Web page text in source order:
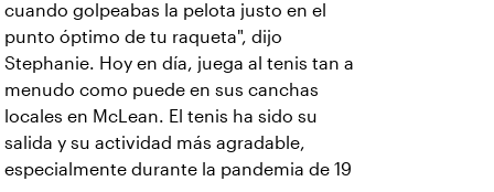
cuando golpeabas la pelota justo en el
punto óptimo de tu raqueta", dijo
Stephanie. Hoy en día, juega al tenis tan a
menudo como puede en sus canchas
locales en McLean. El tenis ha sido su
salida y su actividad más agradable,
especialmente durante la pandemia de 19